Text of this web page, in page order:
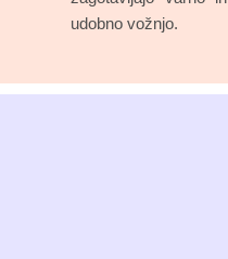
udobno vožnjo.